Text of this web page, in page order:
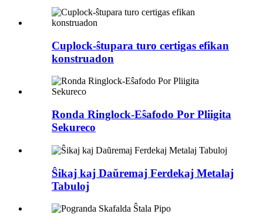
Cuplock-ŝtupara turo certigas efikan
konstruadon
Ronda Ringlock-Eŝafodo Por Pliigita
Sekureco
Ŝikaj kaj Daŭremaj Ferdekaj Metalaj
Tabuloj